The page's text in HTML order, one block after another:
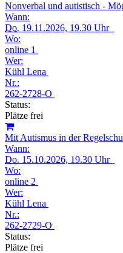
Nonverbal und autistisch -
Wann:
Do. 19.11.2026, 19.30 Uhr
Wo:
online 1
Wer:
Kühl Lena
Nr.:
262-2728-O
Status:
Plätze frei
Mit Autismus in der
Wann:
Do. 15.10.2026, 19.30 Uhr
Wo:
online 2
Wer:
Kühl Lena
Nr.:
262-2729-O
Status:
Plätze frei